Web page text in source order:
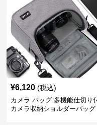
¥6,120 (税込)
カメラ バッグ 多機能仕切り
カメラ収納ショルダーバッグ